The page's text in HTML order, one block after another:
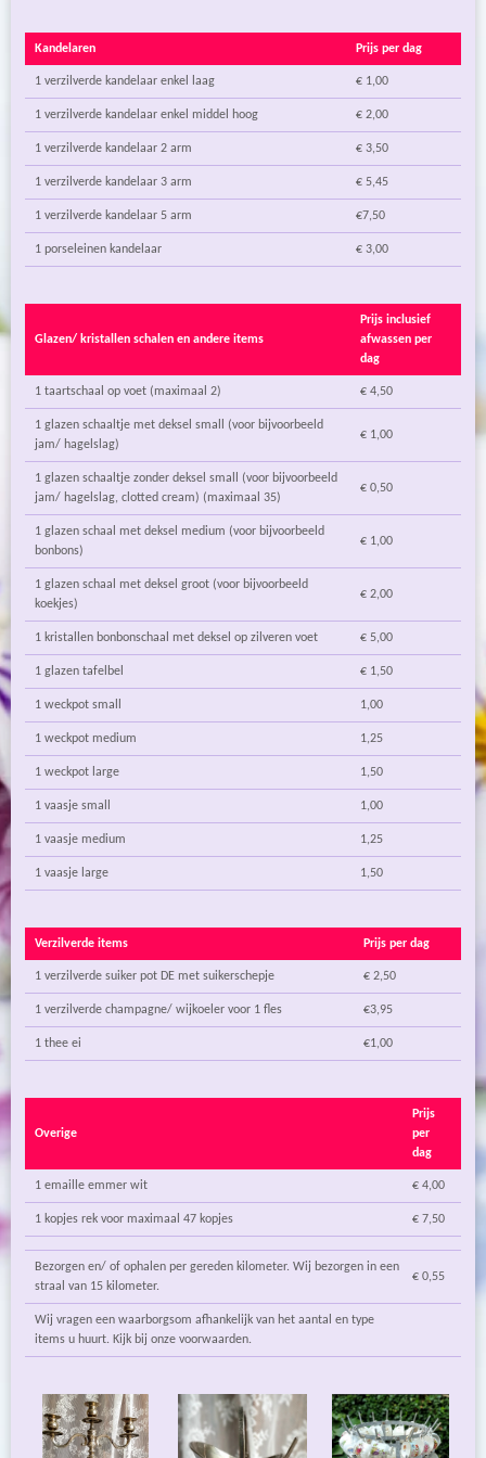
Kandelaren Prijs per dag
1 verzilverde kandelaar enkel laag € 1,00
1 verzilverde kandelaar enkel middel hoog € 2,00
1 verzilverde kandelaar 2 arm € 3,50
1 verzilverde kandelaar 3 arm € 5,45
1 verzilverde kandelaar 5 arm €7,50
1 porseleinen kandelaar € 3,00
Glazen/ kristallen schalen en andere items
Prijs inclusief
afwassen per
dag
1 taartschaal op voet (maximaal 2) € 4,50
1 glazen schaaltje met deksel small (voor bijvoorbeeld
jam/ hagelslag)
€ 1,00
1 glazen schaaltje zonder deksel small (voor bijvoorbeeld
jam/ hagelslag, clotted cream) (maximaal 35)
€ 0,50
1 glazen schaal met deksel medium (voor bijvoorbeeld
bonbons)
€ 1,00
1 glazen schaal met deksel groot (voor bijvoorbeeld
koekjes)
€ 2,00
1 kristallen bonbonschaal met deksel op zilveren voet € 5,00
1 glazen tafelbel € 1,50
1 weckpot small 1,00
1 weckpot medium 1,25
1 weckpot large 1,50
1 vaasje small 1,00
1 vaasje medium 1,25
1 vaasje large 1,50
Verzilverde items Prijs per dag
1 verzilverde suiker pot DE met suikerschepje € 2,50
1 verzilverde champagne/ wijkoeler voor 1 fles €3,95
1 thee ei €1,00
Overige
Prijs
per
dag
1 emaille emmer wit € 4,00
1 kopjes rek voor maximaal 47 kopjes € 7,50
Bezorgen en/ of ophalen per gereden kilometer. Wij bezorgen in een
straal van 15 kilometer.
€ 0,55
Wij vragen een waarborgsom afhankelijk van het aantal en type
items u huurt. Kijk bij onze voorwaarden.